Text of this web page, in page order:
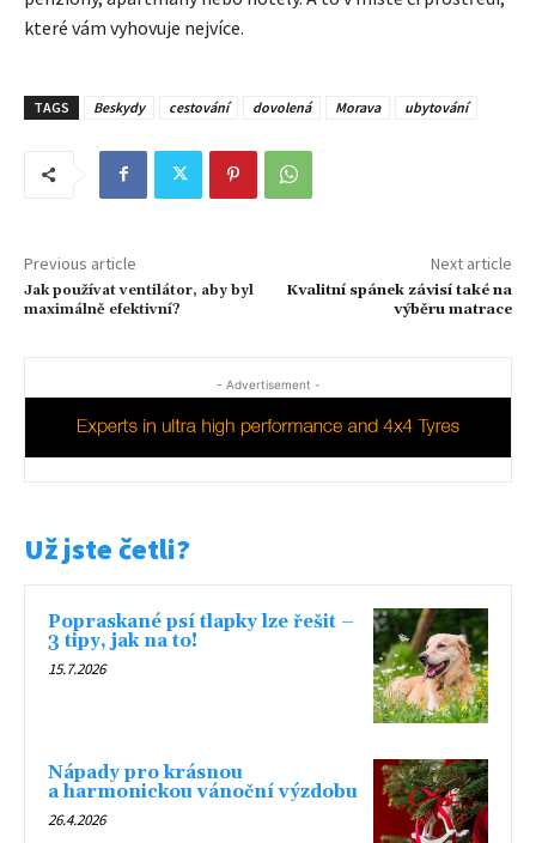
které vám vyhovuje nejvíce.
TAGS Beskydy cestování dovolená Morava ubytování
Previous article
Jak používat ventilátor, aby byl
maximálně efektivní?
Next article
Kvalitní spánek závisí také na
výběru matrace
- Advertisement -
Už jste četli?
Popraskané psí tlapky lze řešit –
3 tipy, jak na to!
15.7.2026
Nápady pro krásnou
a harmonickou vánoční výzdobu
26.4.2026